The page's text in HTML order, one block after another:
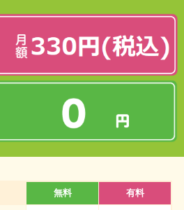
無料 有料